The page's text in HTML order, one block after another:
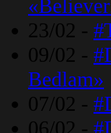
23/02 -
09/02 -
Bedlam»
07/02 -